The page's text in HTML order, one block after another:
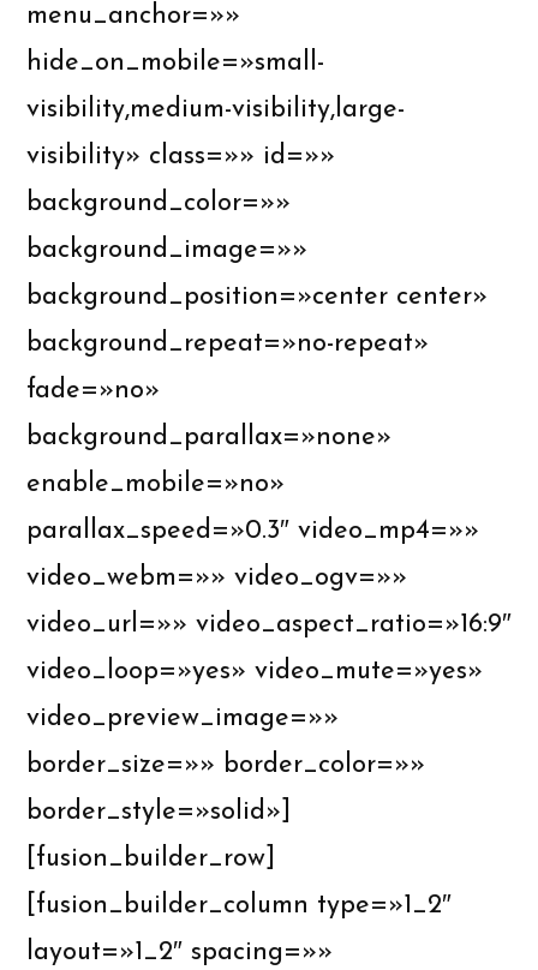
menu_anchor=»»
hide_on_mobile=»small-
visibility,medium-visibility,large-
visibility» class=»» id=»»
background_color=»»
background_image=»»
background_position=»center center»
background_repeat=»no-repeat»
fade=»no»
background_parallax=»none»
enable_mobile=»no»
parallax_speed=»0.3″ video_mp4=»»
video_webm=»» video_ogv=»»
video_url=»» video_aspect_ratio=»16:9″
video_loop=»yes» video_mute=»yes»
video_preview_image=»»
border_size=»» border_color=»»
border_style=»solid»]
[fusion_builder_row]
[fusion_builder_column type=»1_2″
layout=»1_2″ spacing=»»